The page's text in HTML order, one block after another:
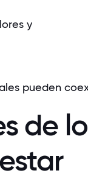
y
pueden
de